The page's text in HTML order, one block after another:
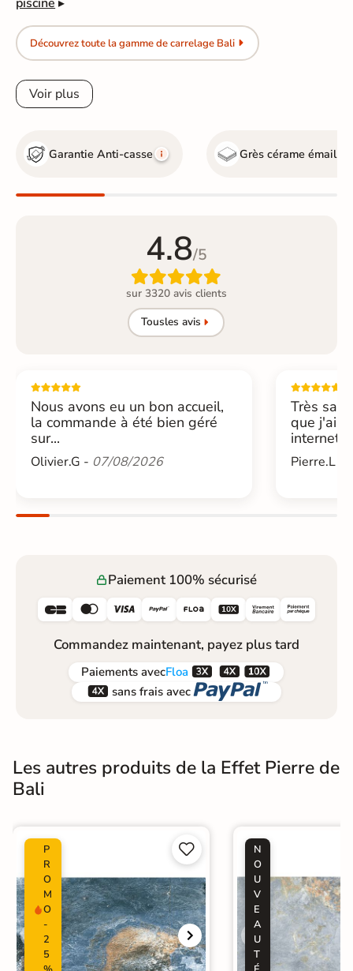
Découvrez toute la gamme de carrelage Bali
Voir plus
Garantie Anti-casse Grès cérame émaillé
4.8/5

sur 3320 avis clients
Tousles avis
Nous avons eu un bon accueil,
la commande à été bien géré
sur...
Olivier.G - 07/08/2026
Très
que j'ai
internet....
Pierre.L -
Paiement 100% sécurisé
     
Commandez maintenant, payez plus tard
Paiements avecFloa  
 sans frais avec 
Les autres produits de la Effet Pierre de
Bali
P
R
O
M
O
-
2
5


N
O
U
V
E
A
U
T